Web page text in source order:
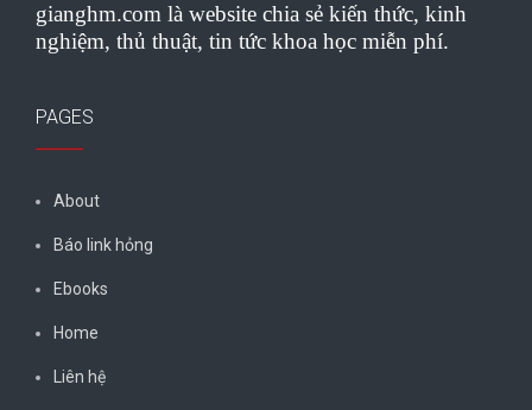
gianghm.com là website chia sẻ kiến thức, kinh
nghiệm, thủ thuật, tin tức khoa học miễn phí.
PAGES
About
Báo link hỏng
Ebooks
Home
Liên hệ